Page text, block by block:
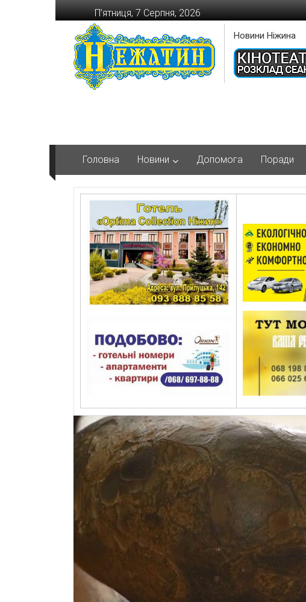
Перейти
до
вмісту
П’ятниця, 7 Серпня, 2026
Новини Ніжина
Головна Новини Допомога Поради